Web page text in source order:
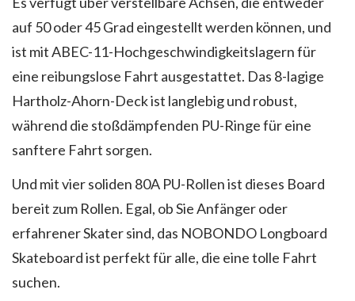
auf 50 oder 45 Grad eingestellt werden können, und
ist mit ABEC-11-Hochgeschwindigkeitslagern für
eine reibungslose Fahrt ausgestattet. Das 8-lagige
Hartholz-Ahorn-Deck ist langlebig und robust,
während die stoßdämpfenden PU-Ringe für eine
sanftere Fahrt sorgen.
Und mit vier soliden 80A PU-Rollen ist dieses Board
bereit zum Rollen. Egal, ob Sie Anfänger oder
erfahrener Skater sind, das NOBONDO Longboard
Skateboard ist perfekt für alle, die eine tolle Fahrt
suchen.